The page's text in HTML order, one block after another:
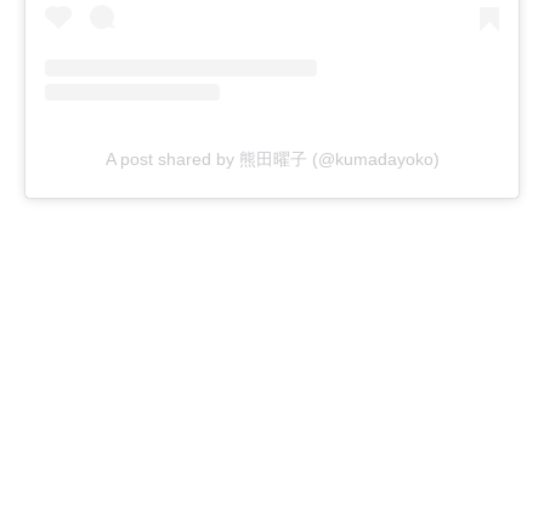
A post shared by 熊田曜子 (@kumadayoko)